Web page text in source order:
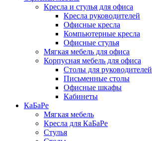
Кресла и стулья для офиса
Кресла руководителей
Офисные кресла
Компьютерные кресла
Офисные стулья
Мягкая мебель для офиса
Корпусная мебель для офиса
Столы для руководителей
Письменные столы
Офисные шкафы
Кабинеты
КаБаРе
Мягкая мебель
Кресла для КаБаРе
Стулья